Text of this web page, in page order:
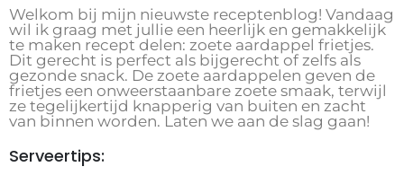
Welkom bij mijn nieuwste receptenblog! Vandaag
wil ik graag met jullie een heerlijk en gemakkelijk
te maken recept delen: zoete aardappel frietjes.
Dit gerecht is perfect als bijgerecht of zelfs als
gezonde snack. De zoete aardappelen geven de
frietjes een onweerstaanbare zoete smaak, terwijl
ze tegelijkertijd knapperig van buiten en zacht
van binnen worden. Laten we aan de slag gaan!
Serveertips: